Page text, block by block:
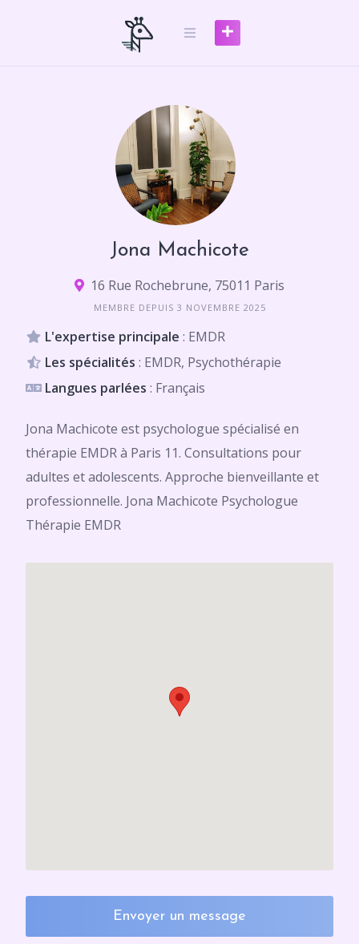
Jona Machicote
16 Rue Rochebrune, 75011 Paris
MEMBRE DEPUIS 3 NOVEMBRE 2025
L'expertise principale : EMDR
Les spécialités : EMDR, Psychothérapie
Langues parlées : Français
Jona Machicote est psychologue spécialisé en
thérapie EMDR à Paris 11. Consultations pour
adultes et adolescents. Approche bienveillante et
professionnelle. Jona Machicote Psychologue
Thérapie EMDR
Envoyer un message